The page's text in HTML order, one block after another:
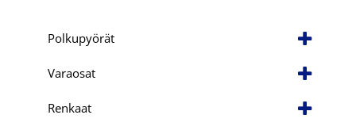
Polkupyörät
Varaosat
Renkaat